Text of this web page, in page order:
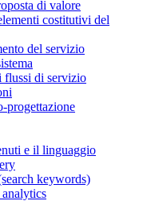
di valore
costitutivi del
del servizio
flussi di servizio
progettazione
e il linguaggio
keywords)